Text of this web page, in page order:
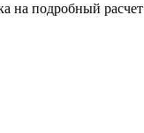
на подробный расчет